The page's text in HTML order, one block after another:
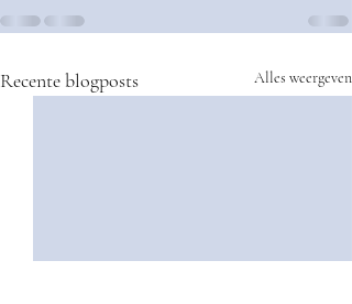
Recente blogposts Alles weergeven